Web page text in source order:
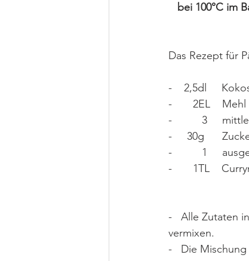
bei 100°C im
Das Rezept für
-    2,5dl
-       2EL    Mehl
-          3
-     30g
-          1
-       1TL
-   Alle Zutaten
vermixen.
-   Die